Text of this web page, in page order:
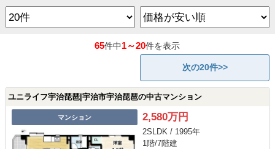
65件中1～20件を表示
次の20件>>
ユニライフ宇治琵琶|宇治市宇治琵琶の中古マンション
マンション 2,580万円
2SLDK / 1995年
1階/7階建